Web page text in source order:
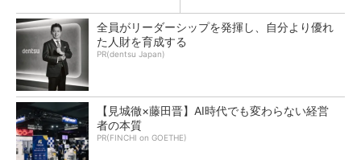
全員がリーダーシップを発揮し、自分より優れ
た人財を育成する
PR(dentsu Japan)
【見城徹×藤田晋】AI時代でも変わらない経営
者の本質
PR(FINCHI on GOETHE)